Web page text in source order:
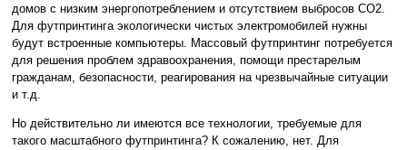
домов с низким энергопотреблением и отсутствием выбросов CO2.
Для футпринтинга экологически чистых электромобилей нужны
будут встроенные компьютеры. Массовый футпринтинг потребуется
для решения проблем здравоохранения, помощи престарелым
гражданам, безопасности, реагирования на чрезвычайные ситуации
и т.д.
Но действительно ли имеются все технологии, требуемые для
такого масштабного футпринтинга? К сожалению, нет. Для